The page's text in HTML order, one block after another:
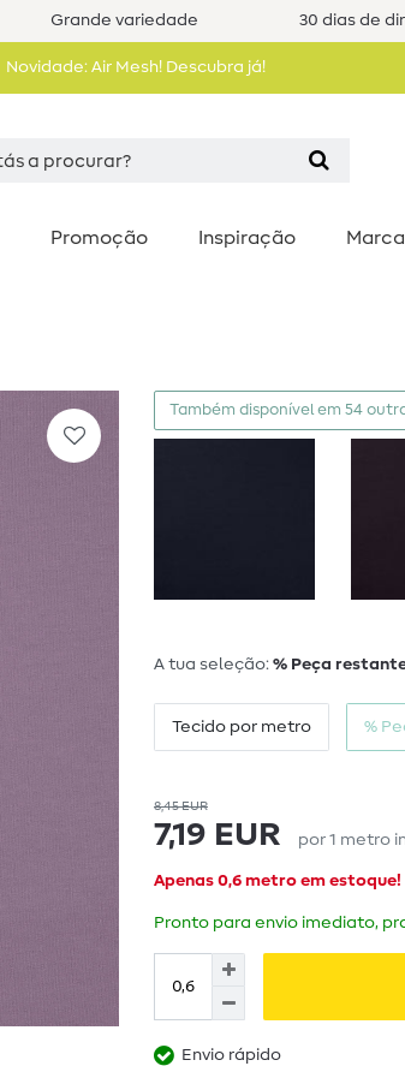
Grande variedade 30 dias de
Novidade: Air Mesh! Descubra já!
Promoção Inspiração
Também disponível em 54
A tua seleção: % Peça
Tecido por metro %
8,45 EUR
7,19 EUR por 1 metro
Apenas 0,6 metro em estoque!
Pronto para envio imediato,
Envio rápido